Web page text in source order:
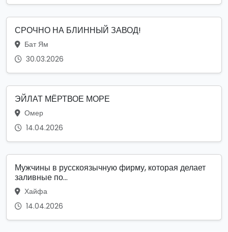
СРОЧНО НА БЛИННЫЙ ЗАВОД!
Бат Ям
30.03.2026
ЭЙЛАТ МЁРТВОЕ МОРЕ
Омер
14.04.2026
Мужчины в русскоязычную фирму, которая делает
заливные по...
Хайфа
14.04.2026